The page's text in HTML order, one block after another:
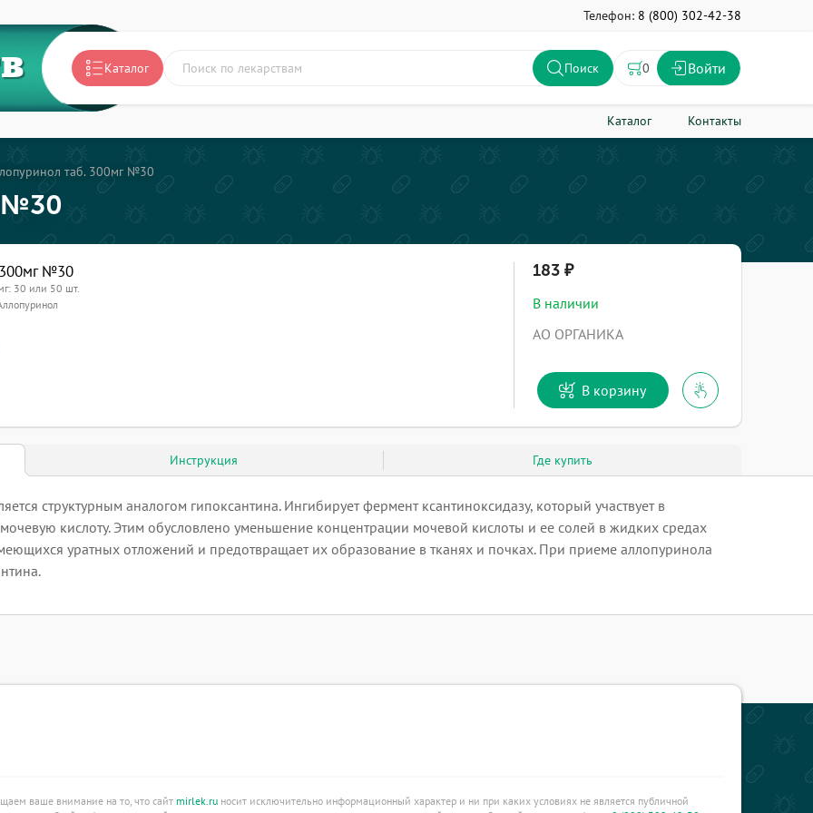
Телефон: 8 (800) 302-42-38
Каталог Поиск 0 Войти
Каталог Контакты
таб. 300мг №30
№30
№30
30 или 50 шт.
183
В наличии
АО ОРГАНИКА
В корзину
Инструкция Где купить
структурным аналогом гипоксантина. Ингибирует фермент ксантиноксидазу, который участвует в
кислоту. Этим обусловлено уменьшение концентрации мочевой кислоты и ее солей в жидких средах
уратных отложений и предотвращает их образование в тканях и почках. При приеме аллопуринола
ваше внимание на то, что сайт mirlek.ruносит исключительно информационный характер и ни при каких условиях не является публичной